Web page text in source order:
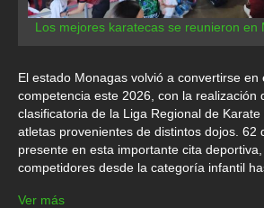
Los mejores karatecas se reunieron en
El estado Monagas volvió a convertirse en
competencia este 2026, con la realización
clasificatoria de la Liga Regional de
atletas provenientes de distintos dojos. 62
presente en esta importante cita
competidores desde la categoría infantil
Ver más